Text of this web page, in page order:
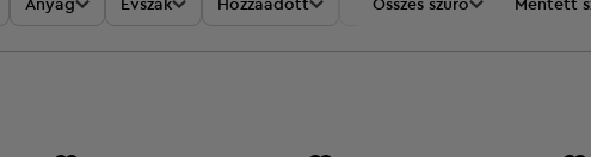
Anyag Évszak Hozzáadott Akciók Ár
Összes szűrő Mentett